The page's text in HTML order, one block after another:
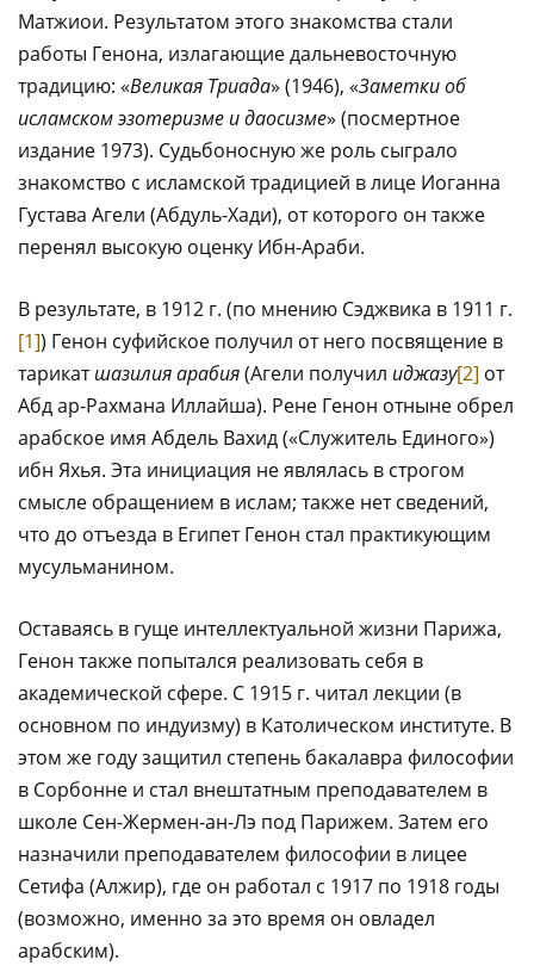
Матжиои. Результатом этого знакомства стали
работы Генона, излагающие дальневосточную
традицию: «Великая Триада» (1946), «Заметки об
исламском эзотеризме и даосизме» (посмертное
издание 1973). Судьбоносную же роль сыграло
знакомство с исламской традицией в лице Иоганна
Густава Агели (Абдуль-Хади), от которого он также
перенял высокую оценку Ибн-Араби.
В результате, в 1912 г. (по мнению Сэджвика в 1911 г.
[1]) Генон суфийское получил от него посвящение в
тарикатшазилия арабия(Агели получил иджазу[2] от
Абд ар-Рахмана Иллайша). Рене Генон отныне обрел
арабское имя Абдель Вахид («Служитель Единого»)
ибн Яхья. Эта инициация не являлась в строгом
смысле обращением в ислам; также нет сведений,
что до отъезда в Египет Генон стал практикующим
мусульманином.
Оставаясь в гуще интеллектуальной жизни Парижа,
Генон также попытался реализовать себя в
академической сфере. С 1915 г. читал лекции (в
основном по индуизму) в Католическом институте. В
этом же году защитил степень бакалавра философии
в Сорбонне и стал внештатным преподавателем в
школе Сен-Жермен-ан-Лэ под Парижем. Затем его
назначили преподавателем философии в лицее
Сетифа (Алжир), где он работал с 1917 по 1918 годы
(возможно, именно за это время он овладел
арабским).